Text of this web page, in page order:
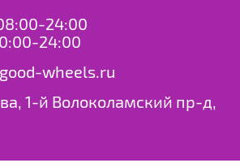
24:00
24:00
wheels.ru
1-й Волоколамский пр-д,